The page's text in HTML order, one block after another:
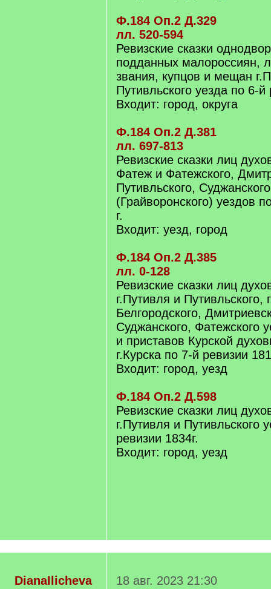
Ф.184 Оп.2 Д.329
лл. 520-594
Ревизские сказки
подданных малороссиян,
звания, купцов и мещан
Путивльского уезда по 6-й
Входит: город, округа
Ф.184 Оп.2 Д.381
лл. 697-813
Ревизские сказки лиц
Фатеж и Фатежского,
Путивльского,
(Грайворонского) уездов
г.
Входит: уезд, город
Ф.184 Оп.2 Д.385
лл. 0-128
Ревизские сказки лиц
г.Путивля и Путивльского,
Белгородского,
Суджанского, Фатежского
и приставов Курской
г.Курска по 7-й ревизии
Входит: город, уезд
Ф.184 Оп.2 Д.598
Ревизские сказки лиц
г.Путивля и Путивльского
ревизии 1834г.
Входит: город, уезд
DianaIlicheva
18 авг. 2023 21:30